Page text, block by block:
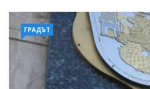
ГРАДЪТ